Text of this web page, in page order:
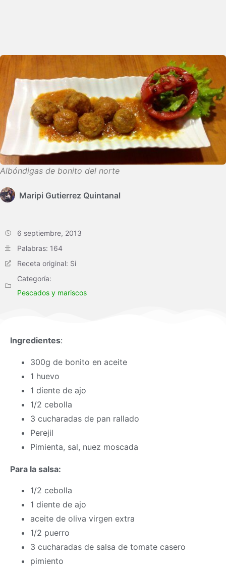
Albóndigas de bonito del norte
Maripi Gutierrez Quintanal
6 septiembre, 2013
Palabras: 164
Receta original: Si
Categoría:
Pescados y mariscos
Ingredientes:
300g de bonito en aceite
1 huevo
1 diente de ajo
1/2 cebolla
3 cucharadas de pan rallado
Perejil
Pimienta, sal, nuez moscada
Para la salsa:
1/2 cebolla
1 diente de ajo
aceite de oliva virgen extra
1/2 puerro
3 cucharadas de salsa de tomate casero
pimiento